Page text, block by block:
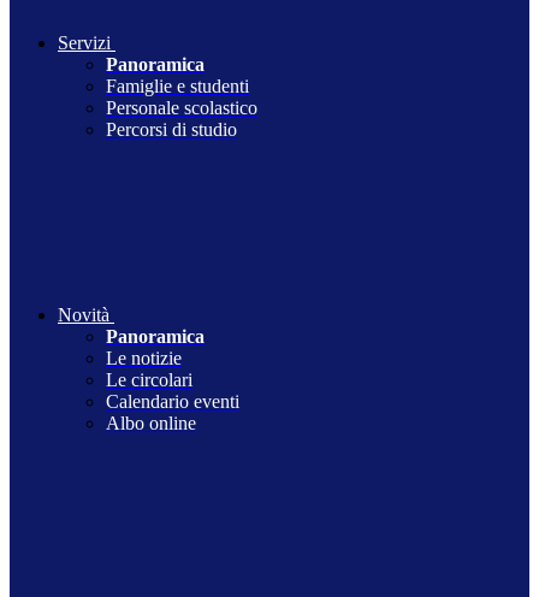
Servizi
Panoramica
Famiglie e studenti
Personale scolastico
Percorsi di studio
Novità
Panoramica
Le notizie
Le circolari
Calendario eventi
Albo online